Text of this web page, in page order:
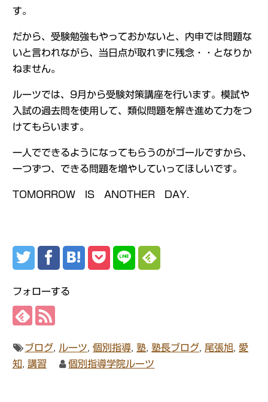
す。
だから、受験勉強もやっておかないと、内申では問題な
いと言われながら、当日点が取れずに残念・・となりか
ねません。
ルーツでは、9月から受験対策講座を行います。模試や
入試の過去問を使用して、類似問題を解き進めて力をつ
けてもらいます。
一人でできるようになってもらうのがゴールですから、
一つずつ、できる問題を増やしていってほしいです。
TOMORROW IS ANOTHER DAY.
フォローする
ブログ ルーツ ,個別指導 ,塾 ,塾長ブログ 尾張旭
愛
知
講習 個別指導学院ルーツ